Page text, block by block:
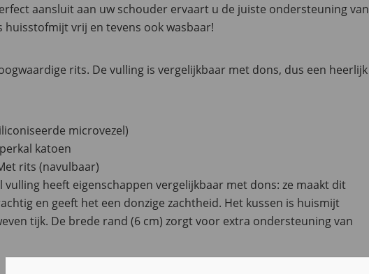
aansluit aan uw schouder ervaart u de juiste ondersteuning van
huisstofmijt vrij en tevens ook wasbaar!
rits. De vulling is vergelijkbaar met dons, dus een heerlijk
microvezel)
katoen
rits (navulbaar)
vulling heeft eigenschappen vergelijkbaar met dons: ze maakt dit
en geeft het een donzige zachtheid. Het kussen is huismijt
tijk. De brede rand (6 cm) zorgt voor extra ondersteuning van